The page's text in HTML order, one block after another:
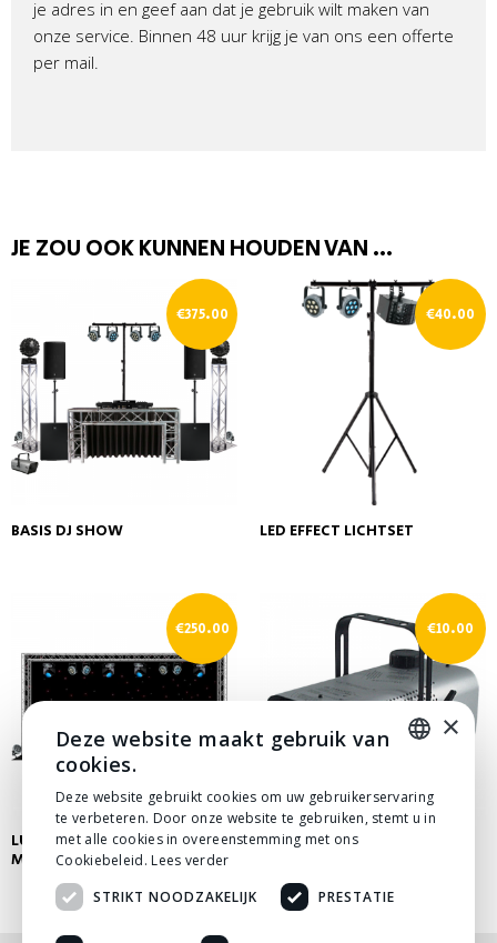
je adres in en geef aan dat je gebruik wilt maken van
onze service. Binnen 48 uur krijg je van ons een offerte
per mail.
JE ZOU OOK KUNNEN HOUDEN VAN …
BASIS DJ SHOW
€375.00
LED EFFECT LICHTSET
€40.00
LUXE TRUSS BRUG MET
MOVINGHEADS
€250.00
ANTARI Z-80 ROOKMACHINE
€10.00
DUTCH
×
Deze website maakt gebruik van
cookies.
Deze website gebruikt cookies om uw gebruikerservaring
te verbeteren. Door onze website te gebruiken, stemt u in
met alle cookies in overeenstemming met ons
Cookiebeleid. Lees verder
STRIKT NOODZAKELIJK
PRESTATIE